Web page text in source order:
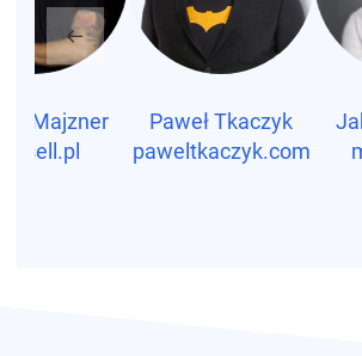
Majzner
Paweł Tkaczyk
paweltkaczyk.com